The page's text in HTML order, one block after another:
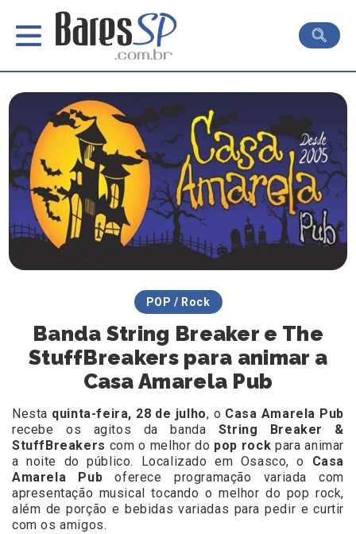
POP / Rock
Banda String Breaker e The
StuffBreakers para animar a
Casa Amarela Pub
Nesta quinta-feira, 28 de julho, o Casa Amarela Pub
recebe os agitos da banda String Breaker &
StuffBreakers com o melhor do pop rock para animar
a noite do público. Localizado em Osasco, o Casa
Amarela Puboferece programação variada com
apresentação musical tocando o melhor do pop rock,
além de porção e bebidas variadas para pedir e curtir
com os amigos.